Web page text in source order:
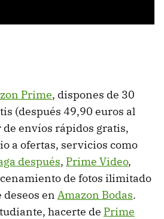
Prime, dispones de 30
(después 49,90 euros al
envíos rápidos gratis,
a ofertas, servicios como
después, Prime Video,
de fotos ilimitado
en Amazon Bodas.
hacerte de Prime